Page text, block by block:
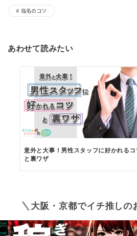
指名のコツ
あわせて読みたい
意外と大事！男性スタッフに好かれるコ
と裏ワザ
大阪・京都でイチ推しの